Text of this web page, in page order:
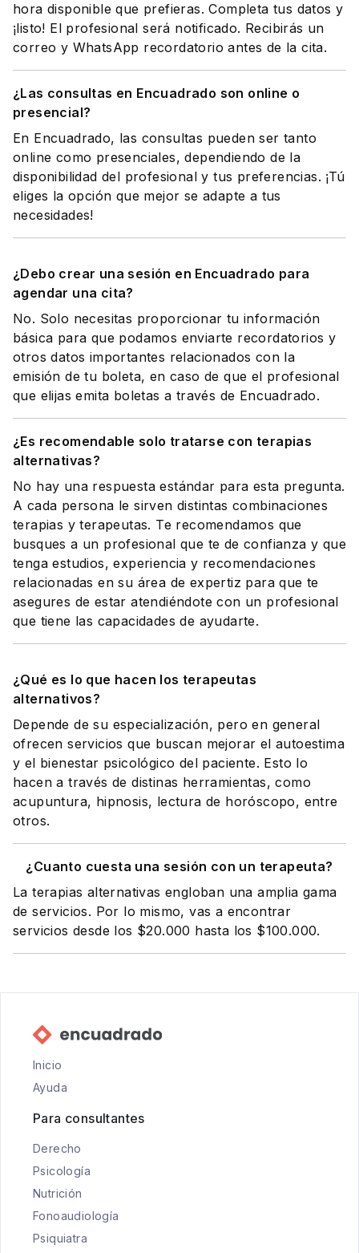
hora disponible que prefieras. Completa tus datos y
¡listo! El profesional será notificado. Recibirás un
correo y WhatsApp recordatorio antes de la cita.
¿Las consultas en Encuadrado son online o
presencial?
En Encuadrado, las consultas pueden ser tanto
online como presenciales, dependiendo de la
disponibilidad del profesional y tus preferencias. ¡Tú
eliges la opción que mejor se adapte a tus
necesidades!
¿Debo crear una sesión en Encuadrado para
agendar una cita?
No. Solo necesitas proporcionar tu información
básica para que podamos enviarte recordatorios y
otros datos importantes relacionados con la
emisión de tu boleta, en caso de que el profesional
que elijas emita boletas a través de Encuadrado.
¿Es recomendable solo tratarse con terapias
alternativas?
No hay una respuesta estándar para esta pregunta.
A cada persona le sirven distintas combinaciones
terapias y terapeutas. Te recomendamos que
busques a un profesional que te de confianza y que
tenga estudios, experiencia y recomendaciones
relacionadas en su área de expertiz para que te
asegures de estar atendiéndote con un profesional
que tiene las capacidades de ayudarte.
¿Qué es lo que hacen los terapeutas
alternativos?
Depende de su especialización, pero en general
ofrecen servicios que buscan mejorar el autoestima
y el bienestar psicológico del paciente. Esto lo
hacen a través de distinas herramientas, como
acupuntura, hipnosis, lectura de horóscopo, entre
otros.
¿Cuanto cuesta una sesión con un terapeuta?
La terapias alternativas engloban una amplia gama
de servicios. Por lo mismo, vas a encontrar
servicios desde los $20.000 hasta los $100.000.
Inicio
Ayuda
Para consultantes
Derecho
Psicología
Nutrición
Fonoaudiología
Psiquiatra